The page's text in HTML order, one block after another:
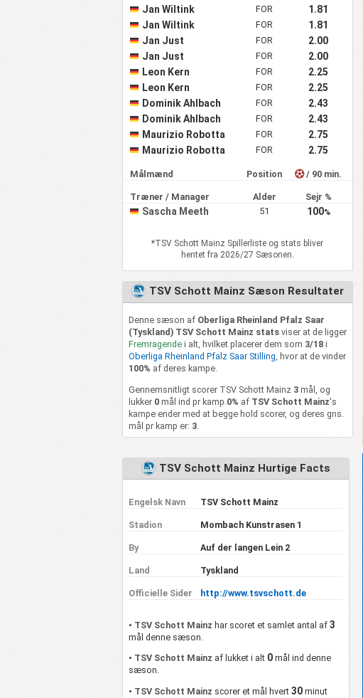
Jan Wiltink
FOR
1.81
Jan Wiltink
FOR
1.81
Jan Just
FOR
2.00
Jan Just
FOR
2.00
Leon Kern
FOR
2.25
Leon Kern
FOR
2.25
Dominik Ahlbach
FOR
2.43
Dominik Ahlbach
FOR
2.43
Maurizio Robotta
FOR
2.75
Maurizio Robotta
FOR 2.75
Målmænd Position / 90 min.
Træner / Manager Alder Sejr %
Sascha Meeth 51 100%
*TSV Schott Mainz Spillerliste og stats bliver
hentet fra 2026/27 Sæsonen.
TSV Schott Mainz Sæson Resultater
Denne sæson af Oberliga Rheinland Pfalz Saar
(Tyskland) TSV Schott Mainz statsviser at de ligger
Fremragendei alt, hvilket placerer dem som 3/18i
Oberliga Rheinland Pfalz Saar Stilling , hvor at de vinder
100% af deres kampe.
Gennemsnitligt scorer TSV Schott Mainz 3mål, og
lukker 0mål ind pr kamp. 0% af TSV Schott Mainz's
kampe ender med at begge hold scorer, og deres gns.
mål pr kamp er: 3.
TSV Schott Mainz Hurtige Facts
Engelsk Navn TSV Schott Mainz
Stadion Mombach Kunstrasen 1
By Auf der langen Lein 2
Land Tyskland
Officielle Sider http://www.tsvschott.de
• TSV Schott Mainz har scoret et samlet antal af3
mål denne sæson.
• TSV Schott Mainz af lukket i alt 0 mål ind denne
sæson.
• TSV Schott Mainz scorer et mål hvert30 minut